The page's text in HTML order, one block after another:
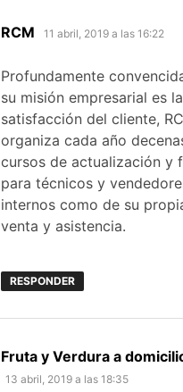
RCM dice:
11 abril, 2019 a las 16:22
Profundamente
su misión empresarial es la
satisfacción del cliente,
organiza cada año
cursos de actualización y
para técnicos y
internos como de su
venta y asistencia.
RESPONDER
Fruta y Verdura a
13 abril, 2019 a las 18:35